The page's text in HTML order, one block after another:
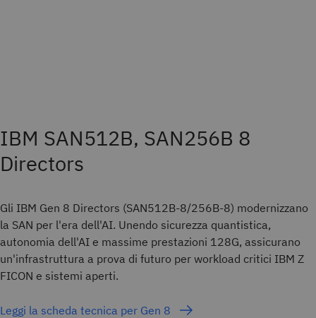
IBM SAN512B, SAN256B 8
Directors
Gli IBM Gen 8 Directors (SAN512B-8/256B-8) modernizzano
la SAN per l'era dell'AI. Unendo sicurezza quantistica,
autonomia dell'AI e massime prestazioni 128G, assicurano
un'infrastruttura a prova di futuro per workload critici IBM Z
FICON e sistemi aperti.
Leggi la scheda tecnica per Gen 8